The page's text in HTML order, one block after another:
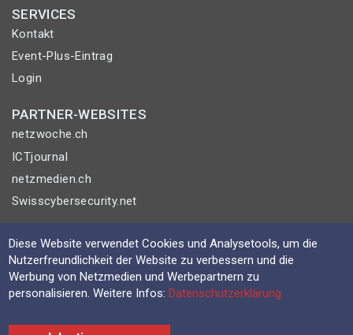
SERVICES
Kontakt
Event-Plus-Eintrag
Login
PARTNER-WEBSITES
netzwoche.ch
ICTjournal
netzmedien.ch
Swisscybersecurity.net
© NETZMEDIEN AG 2026
Impressum
AGB
Nutzungsbestimmungen
Datenschutzerklärung
Diese Website verwendet Cookies und Analysetools, um die
Nutzerfreundlichkeit der Website zu verbessern und die
Werbung von Netzmedien und Werbepartnern zu
personalisieren. Weitere Infos:Datenschutzerklärung